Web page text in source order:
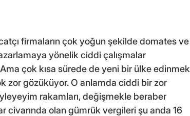
firmaların çok yoğun şekilde domates ve
yönelik ciddi çalışmalar
çok kısa sürede de yeni bir ülke edinmek
zor gözüküyor. O anlamda ciddi bir zor
rakamları, değişmekle beraber
civarında olan gümrük vergileri şu anda 16